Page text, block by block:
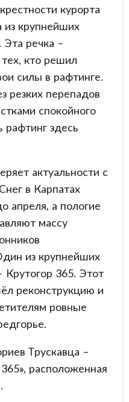
курорта
из крупнейших
речка –
кто решил
силы в рафтинге.
резких перепадов
спокойного
рафтинг здесь
актуальности с
в Карпатах
апреля, а пологие
массу
из крупнейших
Крутогор 365. Этот
реконструкцию и
ровные
Трускавца –
расположенная